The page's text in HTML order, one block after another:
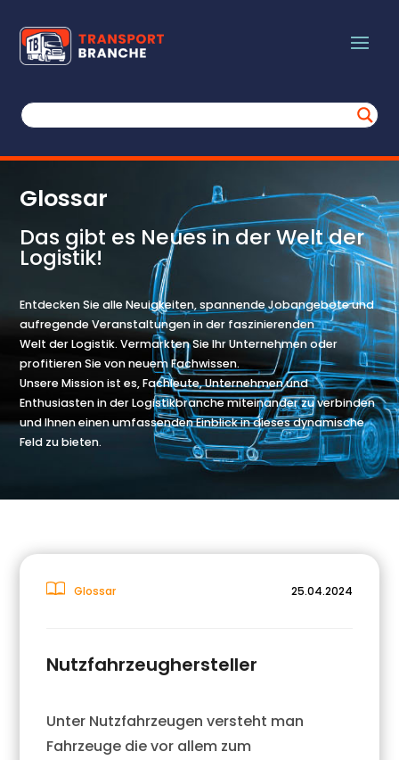
Glossar
Das gibt es Neues in der Welt der
Logistik!
Entdecken Sie alle Neuigkeiten, spannende Jobangebote und
aufregende Veranstaltungen in der faszinierenden
Welt der Logistik. Vermarkten Sie Ihr Unternehmen oder
profitieren Sie von neuem Fachwissen.
Unsere Mission ist es, Fachleute, Unternehmen und
Enthusiasten in der Logistikbranche miteinander zu verbinden
und Ihnen einen umfassenden Einblick in dieses dynamische
Feld zu bieten.
Glossar 25.04.2024
Nutzfahrzeughersteller
Unter Nutzfahrzeugen versteht man
Fahrzeuge die vor allem zum